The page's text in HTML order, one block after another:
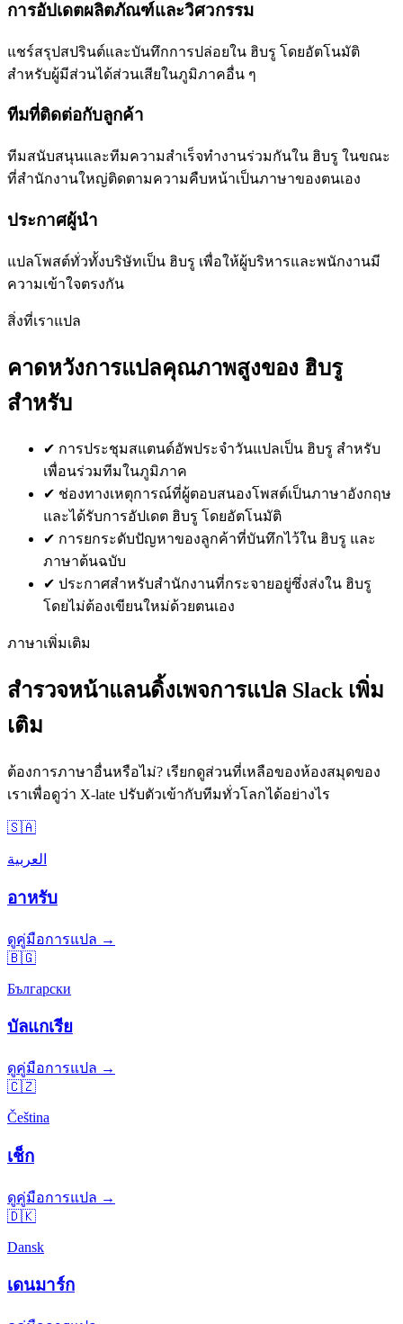
การอัปเดตผลิตภัณฑ์และวิศวกรรม
แชร์สรุปสปรินต์และบันทึกการปล่อยใน ฮิบรู โดยอัตโนมัติ
สำหรับผู้มีส่วนได้ส่วนเสียในภูมิภาคอื่น ๆ
ทีมที่ติดต่อกับลูกค้า
ทีมสนับสนุนและทีมความสำเร็จทำงานร่วมกันใน ฮิบรู ในขณะ
ที่สำนักงานใหญ่ติดตามความคืบหน้าเป็นภาษาของตนเอง
ประกาศผู้นำ
แปลโพสต์ทั่วทั้งบริษัทเป็น ฮิบรู เพื่อให้ผู้บริหารและพนักงานมี
ความเข้าใจตรงกัน
สิ่งที่เราแปล
คาดหวังการแปลคุณภาพสูงของ ฮิบรู
สำหรับ
✔ การประชุมสแตนด์อัพประจำวันแปลเป็น ฮิบรู สำหรับ
เพื่อนร่วมทีมในภูมิภาค
✔ ช่องทางเหตุการณ์ที่ผู้ตอบสนองโพสต์เป็นภาษาอังกฤษ
และได้รับการอัปเดต ฮิบรู โดยอัตโนมัติ
✔ การยกระดับปัญหาของลูกค้าที่บันทึกไว้ใน ฮิบรู และ
ภาษาต้นฉบับ
✔ ประกาศสำหรับสำนักงานที่กระจายอยู่ซึ่งส่งใน ฮิบรู
โดยไม่ต้องเขียนใหม่ด้วยตนเอง
ภาษาเพิ่มเติม
สำรวจหน้าแลนดิ้งเพจการแปล Slack เพิ่ม
เติม
ต้องการภาษาอื่นหรือไม่? เรียกดูส่วนที่เหลือของห้องสมุดของ
เราเพื่อดูว่า X-late ปรับตัวเข้ากับทีมทั่วโลกได้อย่างไร
🇸🇦
العربية
อาหรับ
ดูคู่มือการแปล →
🇧🇬
Български
บัลแกเรีย
ดูคู่มือการแปล →
🇨🇿
Čeština
เช็ก
ดูคู่มือการแปล →
🇩🇰
Dansk
เดนมาร์ก